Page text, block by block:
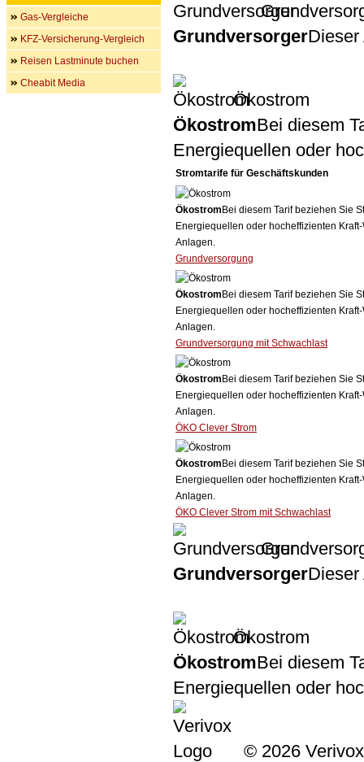
GrundversorgerDieser
Ökostrom
ÖkostromBei diesem
Energiequellen oder
Stromtarife für Geschäftskunden
Ökostrom Bei diesem Tarif beziehen Sie
Energiequellen oder hocheffizienten
Anlagen.
Grundversorgung
Ökostrom Bei diesem Tarif beziehen Sie
Energiequellen oder hocheffizienten
Anlagen.
Grundversorgung mit Schwachlast
Ökostrom Bei diesem Tarif beziehen Sie
Energiequellen oder hocheffizienten
Anlagen.
ÖKO Clever Strom
Ökostrom Bei diesem Tarif beziehen Sie
Energiequellen oder hocheffizienten
Anlagen.
ÖKO Clever Strom mit Schwachlast
GrundversorgerDieser
Ökostrom
ÖkostromBei diesem
Energiequellen oder
© 2026
Gas-Vergleiche
KFZ-Versicherung-Vergleich
Reisen Lastminute buchen
Cheabit Media